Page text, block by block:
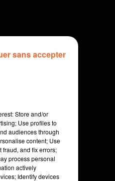
Store and/or
Use profiles to
audiences through
content; Use
fraud, and fix errors;
process personal
actively
Identify devices
sans accepter